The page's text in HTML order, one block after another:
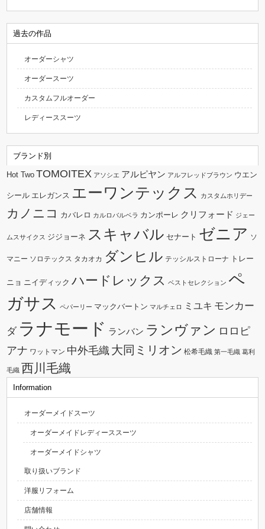
過去の作品
オーダーシャツ
オーダースーツ
カスタムフルオーダー
レディーススーツ
ブランド別
Hot Two TOMOITEX アソシエ アルピヤン アルフレッドブラウン ウエン
シール エレガンス エーワンテックス カスタムホリデー
カノニコ カバレロ カルロバルベラ カンポーレ クリフォード ジェー
ムスサイクス ジジョーネ スキャバル セナート ゼニア ソ
マニー ソロテックス タカオカ ダンヒル テッシルストローナ トレー
ニョ ニイディック ハードレックス ベストセレクション ペ
ガサス
ペパーリー マックバートン マルチェロ ミユキ モンカー
ダ ラナモード ランバン ランヴァン ロロピ
アナ ワットマン 中外毛織大同ミリオン 松希毛織 第一毛織 葛利
毛織 西川毛織
Information
オーダーメイドスーツ
オーダーメイドレディーススーツ
オーダーメイドシャツ
取り扱いブランド
洋服リフォーム
店舗情報